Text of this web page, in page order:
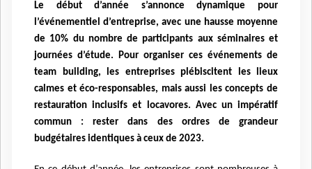
Le début d’année s’annonce dynamique pour
l’événementiel d’entreprise,avec une hausse moyenne
de 10% du nombre de participants aux séminaires et
journées d’étude. Pour organiser ces événements de
team building, les entreprises plébiscitent les lieux
calmes et éco-responsables, mais aussi les concepts de
restauration inclusifs et locavores. Avec un impératif
commun : rester dans des ordres de grandeur
budgétaires identiques à ceux de 2023.